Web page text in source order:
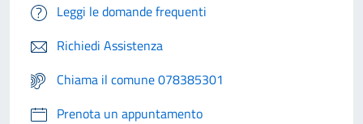
Leggi le domande frequenti
Richiedi Assistenza
Chiama il comune 078385301
Prenota un appuntamento